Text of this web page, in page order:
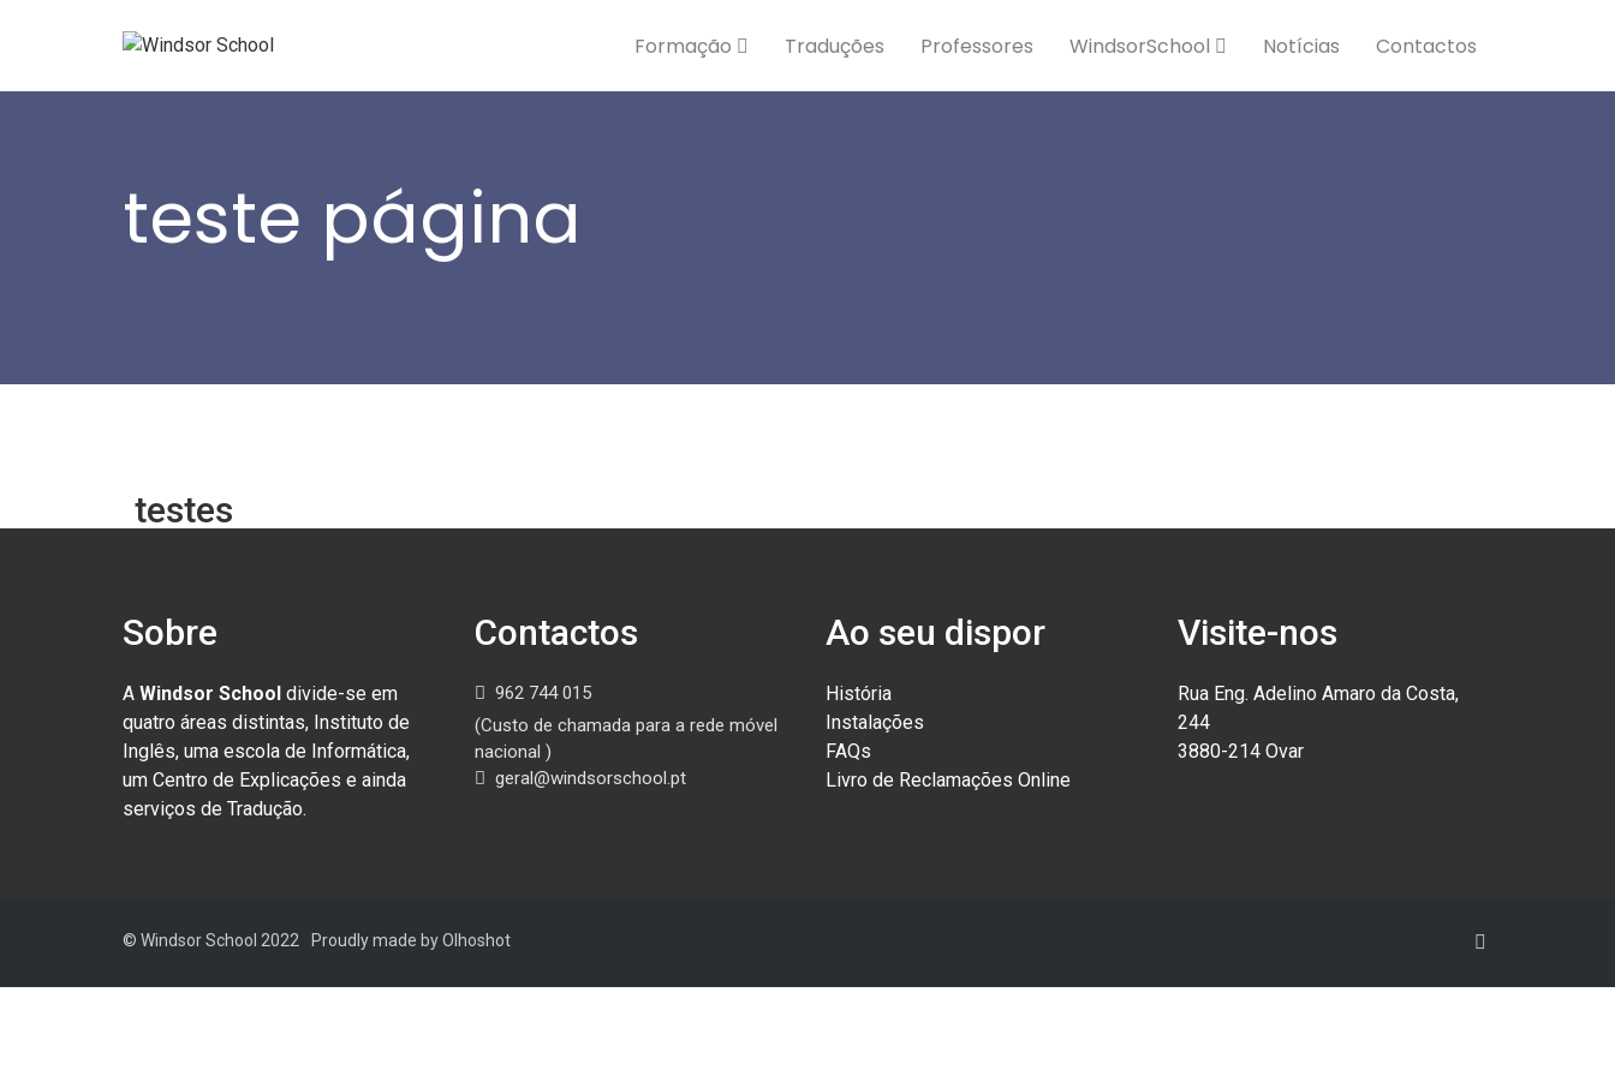
Formação Traduções Professores WindsorSchool Notícias Contactos
teste página
testes
Sobre
A Windsor School divide-se em
quatro áreas distintas, Instituto de
Inglês, uma escola de Informática,
um Centro de Explicações e ainda
serviços de Tradução.
Contactos
962 744 015
(Custo de chamada para a rede móvel
nacional )
geral@windsorschool.pt
Ao seu dispor
História
Instalações
FAQs
Livro de Reclamações Online
Visite-nos
Rua Eng. Adelino Amaro da Costa,
244
3880-214 Ovar
© Windsor School 2022 Proudly made by Olhoshot